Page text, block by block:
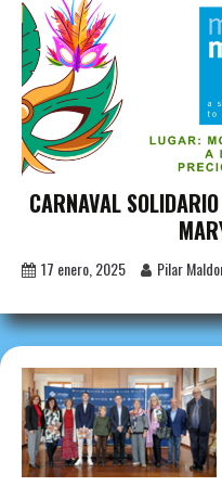
CARNAVAL
17 enero, 2025 Pilar